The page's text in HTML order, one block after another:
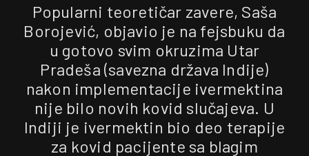
Popularni teoretičar zavere, Saša
Borojević, objavio je na fejsbuku da
u gotovo svim okruzima Utar
Pradeša (savezna država Indije)
nakon implementacije ivermektina
nije bilo novih kovid slučajeva. U
Indiji je ivermektin bio deo terapije
za kovid pacijente sa blagim